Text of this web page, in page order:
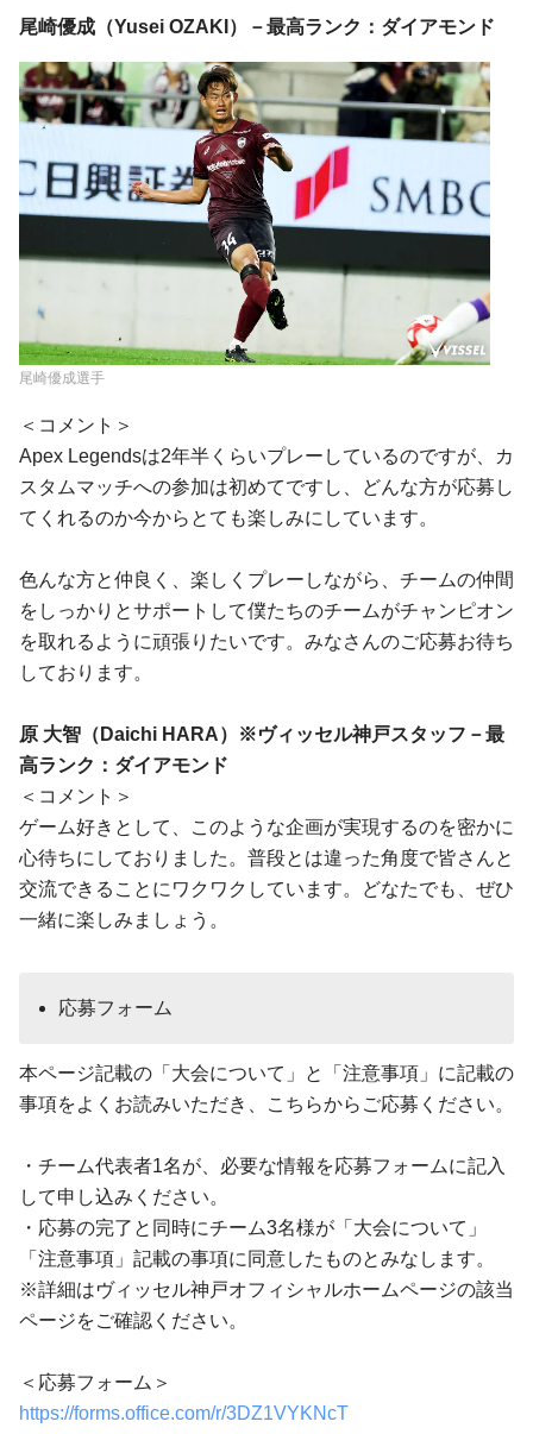
尾崎優成（Yusei OZAKI）－最高ランク：ダイアモンド
尾崎優成選手
＜コメント＞
Apex Legendsは2年半くらいプレーしているのですが、カ
スタムマッチへの参加は初めてですし、どんな方が応募し
てくれるのか今からとても楽しみにしています。
色んな方と仲良く、楽しくプレーしながら、チームの仲間
をしっかりとサポートして僕たちのチームがチャンピオン
を取れるように頑張りたいです。みなさんのご応募お待ち
しております。
原 大智（Daichi HARA）※ヴィッセル神戸スタッフ－最
高ランク：ダイアモンド
＜コメント＞
ゲーム好きとして、このような企画が実現するのを密かに
心待ちにしておりました。普段とは違った角度で皆さんと
交流できることにワクワクしています。どなたでも、ぜひ
一緒に楽しみましょう。
応募フォーム
本ページ記載の「大会について」と「注意事項」に記載の
事項をよくお読みいただき、こちらからご応募ください。
・チーム代表者1名が、必要な情報を応募フォームに記入
して申し込みください。
・応募の完了と同時にチーム3名様が「大会について」
「注意事項」記載の事項に同意したものとみなします。
※詳細はヴィッセル神戸オフィシャルホームページの該当
ページをご確認ください。
＜応募フォーム＞
https://forms.office.com/r/3DZ1VYKNcT